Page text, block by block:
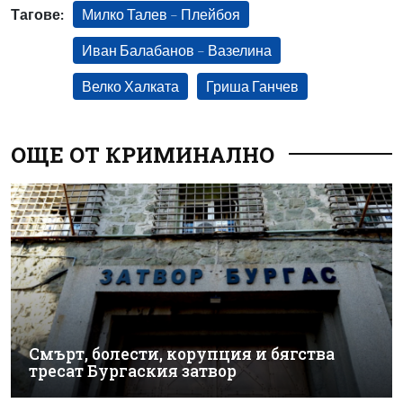
Тагове: Милко Талев – Плейбоя
Иван Балабанов – Вазелина
Велко Халката Гриша Ганчев
ОЩЕ ОТ КРИМИНАЛНО
Смърт, болести, корупция и бягства
тресат Бургаския затвор